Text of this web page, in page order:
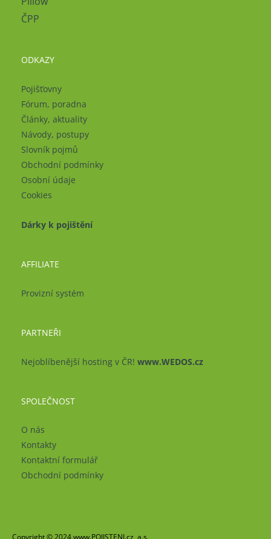
ČPP
ODKAZY
Pojišťovny
Fórum, poradna
Články, aktuality
Návody, postupy
Slovník pojmů
Obchodní podmínky
Osobní údaje
Cookies
Dárky k pojištění
AFFILIATE
Provizní systém
PARTNEŘI
Nejoblíbenější hosting v ČR! www.WEDOS.cz
SPOLEČNOST
O nás
Kontakty
Kontaktní formulář
Obchodní podmínky